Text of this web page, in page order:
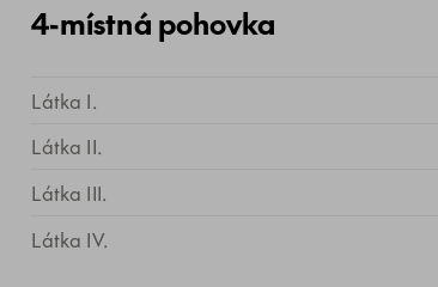
4-místná pohovka
Látka I.
Látka II.
Látka III.
Látka IV.